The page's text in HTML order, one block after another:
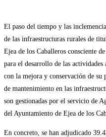
El paso del tiempo y las
de las infraestructuras rurales de
Ejea de los Caballeros consciente
para el desarrollo de las
con la mejora y conservación de su
de mantenimiento en las
son gestionadas por el servicio de
del Ayuntamiento de Ejea de los
En concreto, se han adjudicado